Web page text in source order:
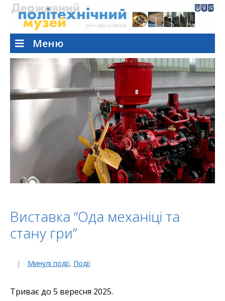
Меню
Виставка “Ода механіці та
стану гри”
Минулі події, Події
Триває до 5 вересня 2025.